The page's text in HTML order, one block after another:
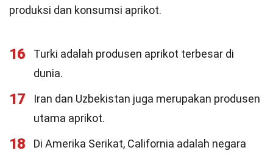
produksi dan konsumsi aprikot.
16
Turki adalah produsen aprikot terbesar di
dunia.
17
Iran dan Uzbekistan juga merupakan produsen
utama aprikot.
18
Di Amerika Serikat, California adalah negara